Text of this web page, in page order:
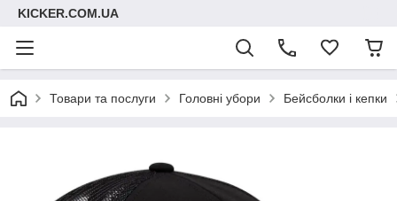
KICKER.COM.UA
Товари та послуги Головні убори Бейсболки і кепки